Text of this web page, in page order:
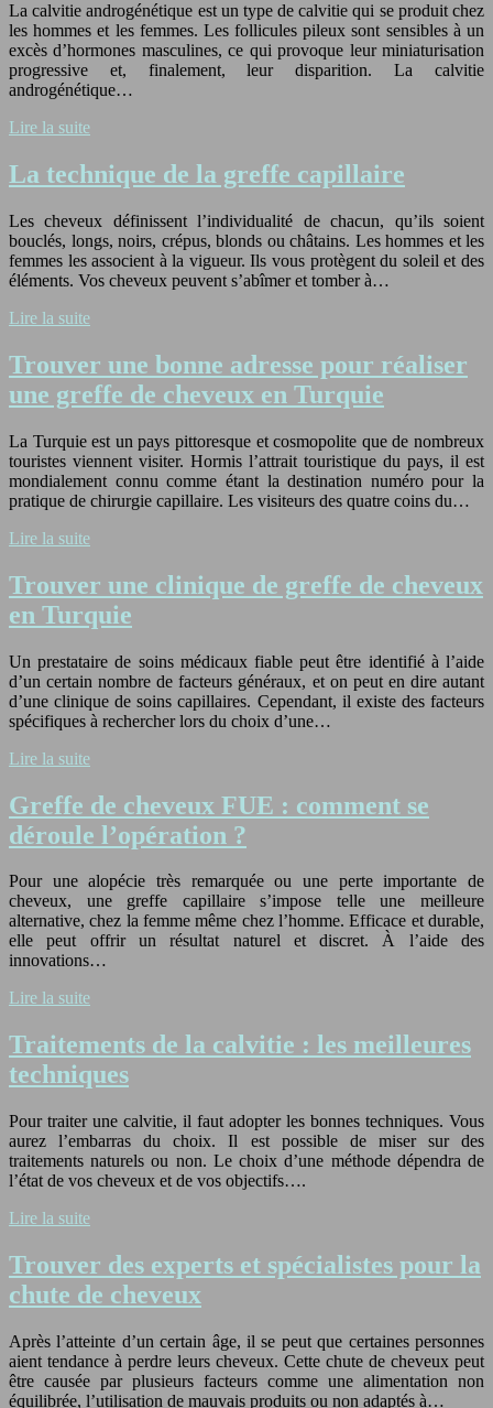
La calvitie androgénétique est un type de calvitie qui se produit chez
les hommes et les femmes. Les follicules pileux sont sensibles à un
excès d’hormones masculines, ce qui provoque leur miniaturisation
progressive et, finalement, leur disparition. La calvitie
androgénétique…
Lire la suite
La technique de la greffe capillaire
Les cheveux définissent l’individualité de chacun, qu’ils soient
bouclés, longs, noirs, crépus, blonds ou châtains. Les hommes et les
femmes les associent à la vigueur. Ils vous protègent du soleil et des
éléments. Vos cheveux peuvent s’abîmer et tomber à…
Lire la suite
Trouver une bonne adresse pour réaliser
une greffe de cheveux en Turquie
La Turquie est un pays pittoresque et cosmopolite que de nombreux
touristes viennent visiter. Hormis l’attrait touristique du pays, il est
mondialement connu comme étant la destination numéro pour la
pratique de chirurgie capillaire. Les visiteurs des quatre coins du…
Lire la suite
Trouver une clinique de greffe de cheveux
en Turquie
Un prestataire de soins médicaux fiable peut être identifié à l’aide
d’un certain nombre de facteurs généraux, et on peut en dire autant
d’une clinique de soins capillaires. Cependant, il existe des facteurs
spécifiques à rechercher lors du choix d’une…
Lire la suite
Greffe de cheveux FUE : comment se
déroule l’opération ?
Pour une alopécie très remarquée ou une perte importante de
cheveux, une greffe capillaire s’impose telle une meilleure
alternative, chez la femme même chez l’homme. Efficace et durable,
elle peut offrir un résultat naturel et discret. À l’aide des
innovations…
Lire la suite
Traitements de la calvitie : les meilleures
techniques
Pour traiter une calvitie, il faut adopter les bonnes techniques. Vous
aurez l’embarras du choix. Il est possible de miser sur des
traitements naturels ou non. Le choix d’une méthode dépendra de
l’état de vos cheveux et de vos objectifs….
Lire la suite
Trouver des experts et spécialistes pour la
chute de cheveux
Après l’atteinte d’un certain âge, il se peut que certaines personnes
aient tendance à perdre leurs cheveux. Cette chute de cheveux peut
être causée par plusieurs facteurs comme une alimentation non
équilibrée, l’utilisation de mauvais produits ou non adaptés à…